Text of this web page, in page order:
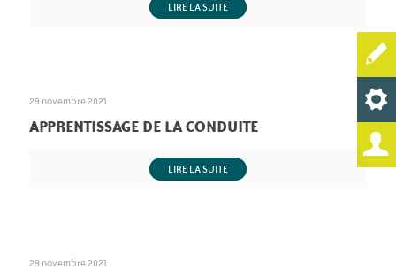
LIRE LA SUITE
29 novembre 2021
APPRENTISSAGE DE LA CONDUITE
LIRE LA SUITE
29 novembre 2021